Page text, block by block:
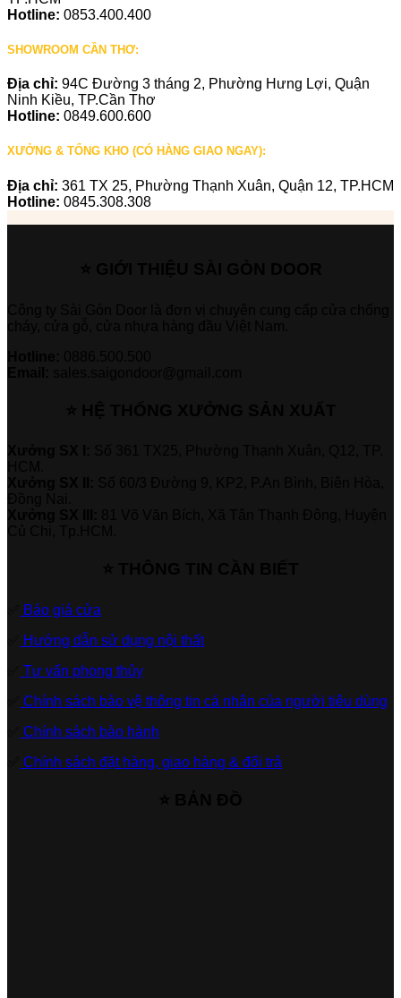
Hotline: 0853.400.400
SHOWROOM CẦN THƠ:
Địa chỉ: 94C Đường 3 tháng 2, Phường Hưng Lợi, Quận
Ninh Kiều, TP.Cần Thơ
Hotline: 0849.600.600
XƯỞNG & TỔNG KHO (CÓ HÀNG GIAO NGAY):
Địa chỉ: 361 TX 25, Phường Thạnh Xuân, Quận 12, TP.HCM
Hotline: 0845.308.308
Báo giá cửa
Hướng dẫn sử dụng nội thất
Tư vấn phong thủy
Chính sách bảo vệ thông tin cá nhân của người tiêu dùng
Chính sách bảo hành
Chính sách đặt hàng, giao hàng & đổi trả